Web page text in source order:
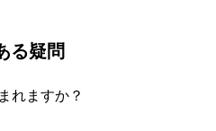
る疑問
れますか？